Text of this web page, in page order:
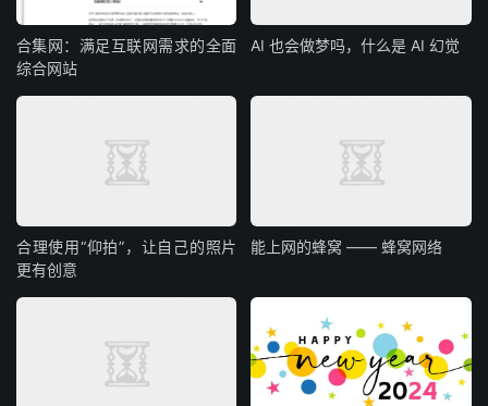
合集网：满足互联网需求的全面
综合网站
AI 也会做梦吗，什么是 AI 幻觉
合理使用“仰拍”，让自己的照片
更有创意
能上网的蜂窝 —— 蜂窝网络